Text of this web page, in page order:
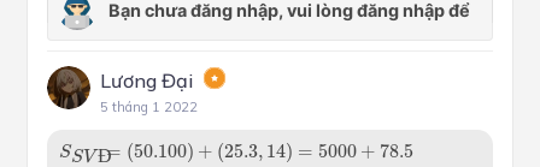
Lương Đại
5 tháng 1 2022
SSV Đ= (50.100) + (25.3, 14) = 5000 + 78.5
SSVĐ (50.100) + 25.3, 14)= 5000+ 78.5 =